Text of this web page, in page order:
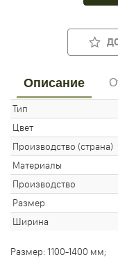
Описание
Тип
Цвет
Производство (страна)
Материалы
Производство
Размер
Ширина
Размер: 1100-1400 мм;